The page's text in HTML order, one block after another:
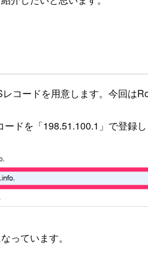
コードを用意します。今回は
ードを「198.51.100.1」で登録し
っています。